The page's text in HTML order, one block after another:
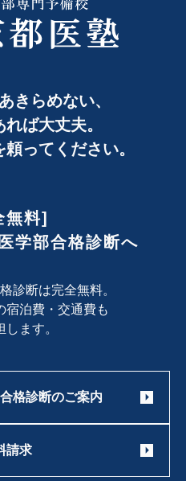
きらめない、
ば大丈夫。
ってください。
無料]
学部合格診断へ
診断は完全無料。
宿泊費・交通費も
ます。
格診断のご案内
請求